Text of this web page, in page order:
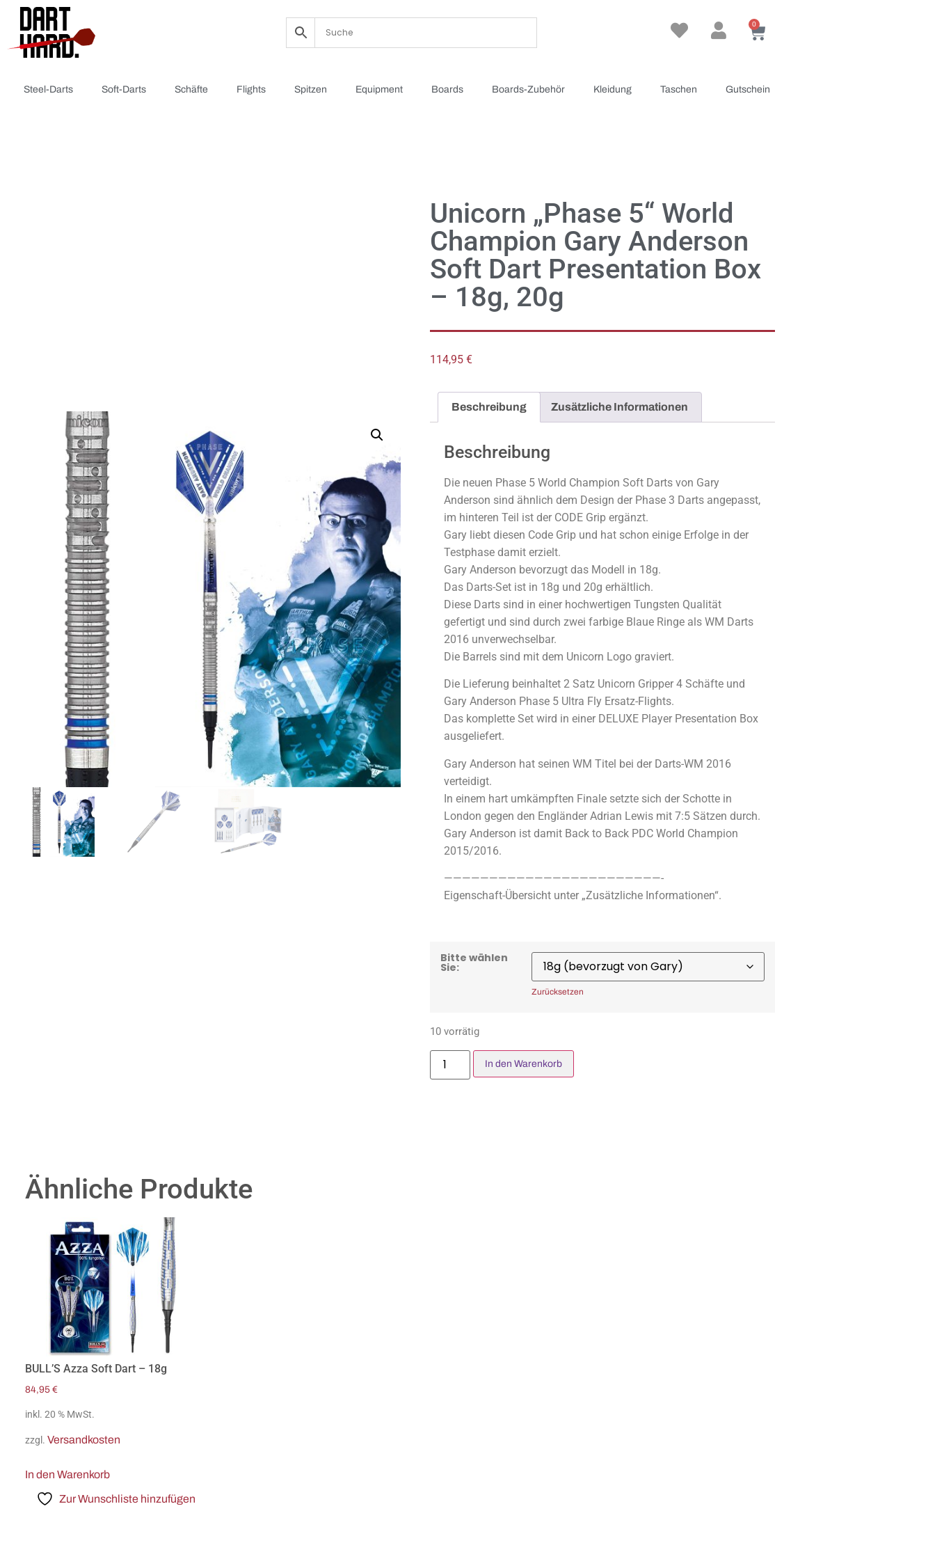
0
Steel-Darts Soft-Darts Schäfte Flights Spitzen Equipment Boards Boards-Zubehör Kleidung Taschen Gutschein
Unicorn „Phase 5“ World
Champion Gary Anderson
Soft Dart Presentation Box
– 18g, 20g
114,95 €
Beschreibung Zusätzliche Informationen
Beschreibung
Die neuen Phase 5 World Champion Soft Darts von Gary
Anderson sind ähnlich dem Design der Phase 3 Darts angepasst,
im hinteren Teil ist der CODE Grip ergänzt.
Gary liebt diesen Code Grip und hat schon einige Erfolge in der
Testphase damit erzielt.
Gary Anderson bevorzugt das Modell in 18g.
Das Darts-Set ist in 18g und 20g erhältlich.
Diese Darts sind in einer hochwertigen Tungsten Qualität
gefertigt und sind durch zwei farbige Blaue Ringe als WM Darts
2016 unverwechselbar.
Die Barrels sind mit dem Unicorn Logo graviert.
Die Lieferung beinhaltet 2 Satz Unicorn Gripper 4 Schäfte und
Gary Anderson Phase 5 Ultra Fly Ersatz-Flights.
Das komplette Set wird in einer DELUXE Player Presentation Box
ausgeliefert.
Gary Anderson hat seinen WM Titel bei der Darts-WM 2016
verteidigt.
In einem hart umkämpften Finale setzte sich der Schotte in
London gegen den Engländer Adrian Lewis mit 7:5 Sätzen durch.
Gary Anderson ist damit Back to Back PDC World Champion
2015/2016.
————————————————————————-
Eigenschaft-Übersicht unter „Zusätzliche Informationen“.
Bitte wählen
Sie:
Zurücksetzen
10 vorrätig
In den Warenkorb
Ähnliche Produkte
BULL’S Azza Soft Dart – 18g
84,95 €
inkl. 20 % MwSt.
zzgl. Versandkosten
In den Warenkorb
Zur Wunschliste hinzufügen